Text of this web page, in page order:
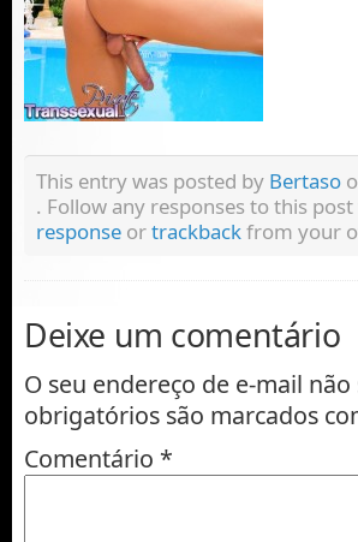
This entry was posted by Bertaso
. Follow any responses to this
response ortrackbackfrom your
Deixe um comentário
O seu endereço de e-mail
obrigatórios são marcados
Comentário *